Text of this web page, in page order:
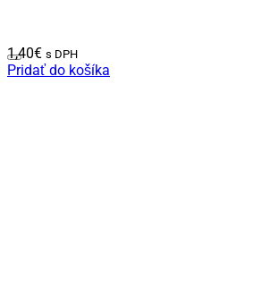
1,40€ s DPH
Pridať do košíka